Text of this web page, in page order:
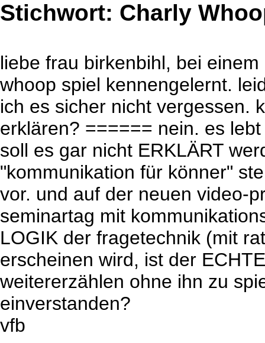
Stichwort: Charly
liebe frau birkenbihl, bei
whoop spiel kennengelernt.
ich es sicher nicht vergessen.
erklären? ====== nein. es
soll es gar nicht ERKLÄRT
"kommunikation für könner"
vor. und auf der neuen video-
seminartag mit
LOGIK der fragetechnik (mit
erscheinen wird, ist der
weitererzählen ohne ihn zu
einverstanden?
vfb